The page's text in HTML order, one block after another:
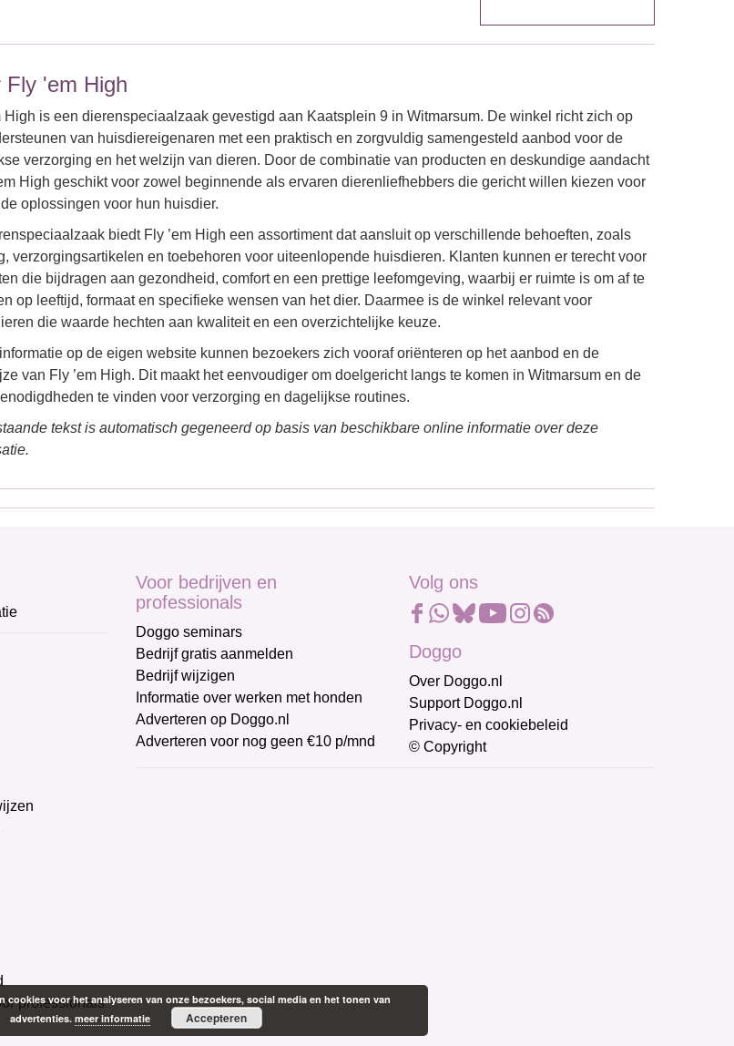
Fly 'em High
High is een dierenspeciaalzaak gevestigd aan Kaatsplein 9 in Witmarsum. De winkel richt zich op
van huisdiereigenaren met een praktisch en zorgvuldig samengesteld aanbod voor de
verzorging en het welzijn van dieren. Door de combinatie van producten en deskundige aandacht
High geschikt voor zowel beginnende als ervaren dierenliefhebbers die gericht willen kiezen voor
oplossingen voor hun huisdier.
biedt Fly ’em High een assortiment dat aansluit op verschillende behoeften, zoals
verzorgingsartikelen en toebehoren voor uiteenlopende huisdieren. Klanten kunnen er terecht voor
die bijdragen aan gezondheid, comfort en een prettige leefomgeving, waarbij er ruimte is om af te
op leeftijd, formaat en specifieke wensen van het dier. Daarmee is de winkel relevant voor
die waarde hechten aan kwaliteit en een overzichtelijke keuze.
op de eigen website kunnen bezoekers zich vooraf oriënteren op het aanbod en de
van Fly ’em High. Dit maakt het eenvoudiger om doelgericht langs te komen in Witmarsum en de
te vinden voor verzorging en dagelijkse routines.
tekst is automatisch gegeneerd op basis van beschikbare online informatie over deze
professionals
Voor bedrijven en
professionals
Doggo seminars
Bedrijf gratis aanmelden
Bedrijf wijzigen
Informatie over werken met honden
Adverteren op Doggo.nl
Adverteren voor nog geen €10 p/mnd
Volg ons
Doggo
Over Doggo.nl
Support Doggo.nl
Privacy- en cookiebeleid
© Copyright
cookies voor het analyseren van onze bezoekers, social media en het tonen van
advertenties. meer informatie Accepteren